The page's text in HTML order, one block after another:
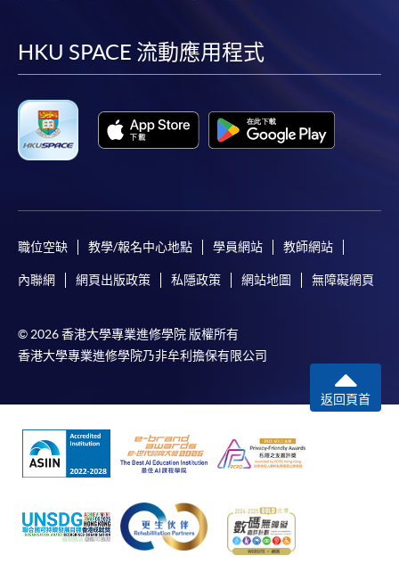
facebook
youtube
linkedin
HKU SPACE 流動應用程式
職位空缺 教學/報名中心地點 學員網站 教師網站
內聯網 網頁出版政策 私隱政策 網站地圖 無障礙網頁
© 2026 香港大學專業進修學院 版權所有
香港大學專業進修學院乃非牟利擔保有限公司
返回頁首